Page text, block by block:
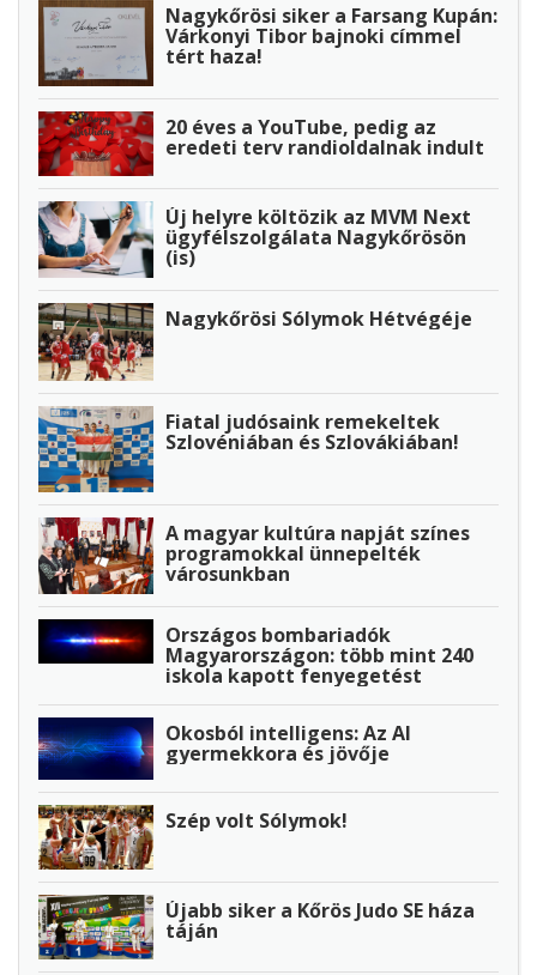
Nagykőrösi siker a Farsang Kupán:
Várkonyi Tibor bajnoki címmel
tért haza!
20 éves a YouTube, pedig az
eredeti terv randioldalnak indult
Új helyre költözik az MVM Next
ügyfélszolgálata Nagykőrösön
(is)
Nagykőrösi Sólymok Hétvégéje
Fiatal judósaink remekeltek
Szlovéniában és Szlovákiában!
A magyar kultúra napját színes
programokkal ünnepelték
városunkban
Országos bombariadók
Magyarországon: több mint 240
iskola kapott fenyegetést
Okosból intelligens: Az AI
gyermekkora és jövője
Szép volt Sólymok!
Újabb siker a Kőrös Judo SE háza
táján